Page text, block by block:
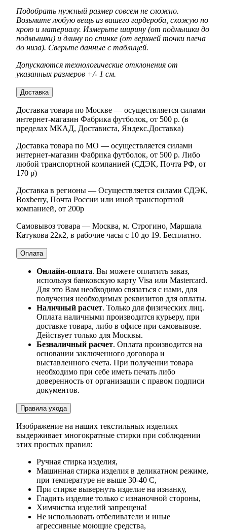
Подобрать нужный размер совсем не сложно.
Возьмите любую вещь из вашего гардероба, схожую по
крою и материалу. Измерьте ширину (от подмышки до
подмышки) и длину по спинке (от верхней точки плеча
до низа). Сверьте данные с таблицей.
Допускаются технологические отклонения от
указанных размеров +/- 1 см.
Доставка
Доставка товара по Москве — осуществляется силами
интернет-магазин Фабрика футболок, от 500 р. (в
пределах МКАД, Достависта, Яндекс.Доставка)
Доставка товара по МО — осуществляется силами
интернет-магазин Фабрика футболок, от 500 р. Либо
любой транспортной компанией (СДЭК, Почта РФ, от
170 р)
Доставка в регионы — Осуществляется силами СДЭК,
Boxberry, Почта России или иной транспортной
компанией, от 200р
Самовывоз товара — Москва, м. Строгино, Маршала
Катукова 22к2, в рабочие часы с 10 до 19. Бесплатно.
Оплата
Онлайн-оплата. Вы можете оплатить заказ,
используя банковскую карту Visa или Mastercard.
Для это Вам необходимо связаться с нами, для
получения необходимых реквизитов для оплаты.
Наличный расчет. Только для физических лиц.
Оплата наличными производится курьеру, при
доставке товара, либо в офисе при самовывозе.
Действует только для Москвы.
Безналичный расчет. Оплата производится на
основании заключенного договора и
выставленного счета. При получении товара
необходимо при себе иметь печать либо
доверенность от организации с правом подписи
документов.
Правила ухода
Изображение на наших текстильных изделиях
выдерживает многократные стирки при соблюдении
этих простых правил:
Ручная стирка изделия,
Машинная стирка изделия в деликатном режиме,
при температуре не выше 30-40 С,
При стирке вывернуть изделие на изнанку,
Гладить изделие только с изнаночной стороны,
Химчистка изделий запрещена!
Не использовать отбеливатели и иные
агрессивные моющие средства,